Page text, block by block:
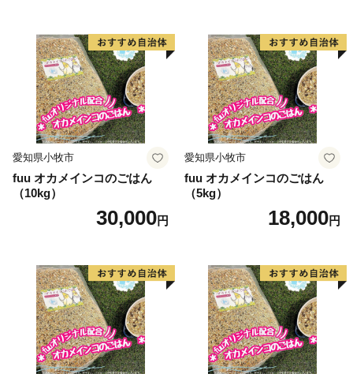
愛知県小牧市
fuu オカメインコのごはん
（10kg）
30,000円
愛知県小牧市
fuu オカメインコのごはん
（5kg）
18,000円